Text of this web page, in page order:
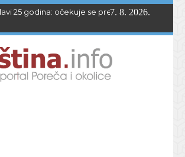
25 godina: očekuje se preko 1.700
7. 8. 2026.